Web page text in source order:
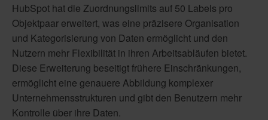
HubSpot hat die Zuordnungslimits auf 50 Labels pro
Objektpaar erweitert, was eine präzisere Organisation
und Kategorisierung von Daten ermöglicht und den
Nutzern mehr Flexibilität in ihren Arbeitsabläufen bietet.
Diese Erweiterung beseitigt frühere Einschränkungen,
ermöglicht eine genauere Abbildung komplexer
Unternehmensstrukturen und gibt den Benutzern mehr
Kontrolle über ihre Daten.